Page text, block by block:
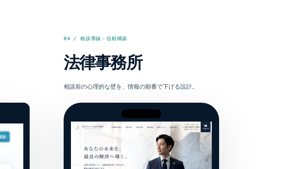
04 / 相談導線・信頼構築
法律事務所
相談前の心理的な壁を、情報の順番で下げる設計。